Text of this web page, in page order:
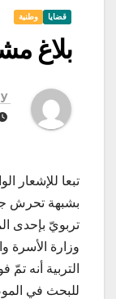
قضايا وطنية
بلاغ
تبعا للإشعار
بشبهة تحرش
تربويّ بإحدى
وزارة الأسرة
التربية أنه تمّ
للبحث في